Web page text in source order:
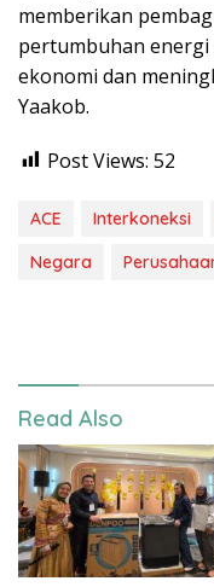
memberikan
pertumbuhan
ekonomi dan
Yaakob.
Post Views: 52
ACE Interkoneksi
Negara
Read Also